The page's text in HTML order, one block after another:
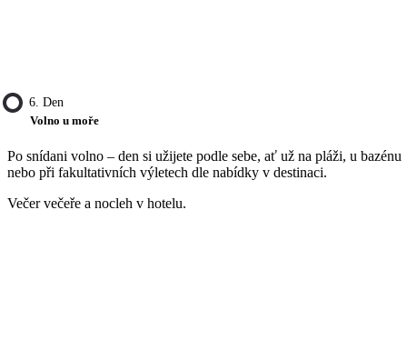
6. Den
Volno u moře
Po snídani volno – den si užijete podle sebe, ať už na pláži, u bazénu
nebo při fakultativních výletech dle nabídky v destinaci.
Večer večeře a nocleh v hotelu.